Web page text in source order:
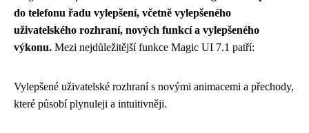
do telefonu řadu vylepšení, včetně vylepšeného
uživatelského rozhraní, nových funkcí a vylepšeného
výkonu. Mezi nejdůležitější funkce Magic UI 7.1 patří:
Vylepšené uživatelské rozhraní s novými animacemi a přechody,
které působí plynuleji a intuitivněji.